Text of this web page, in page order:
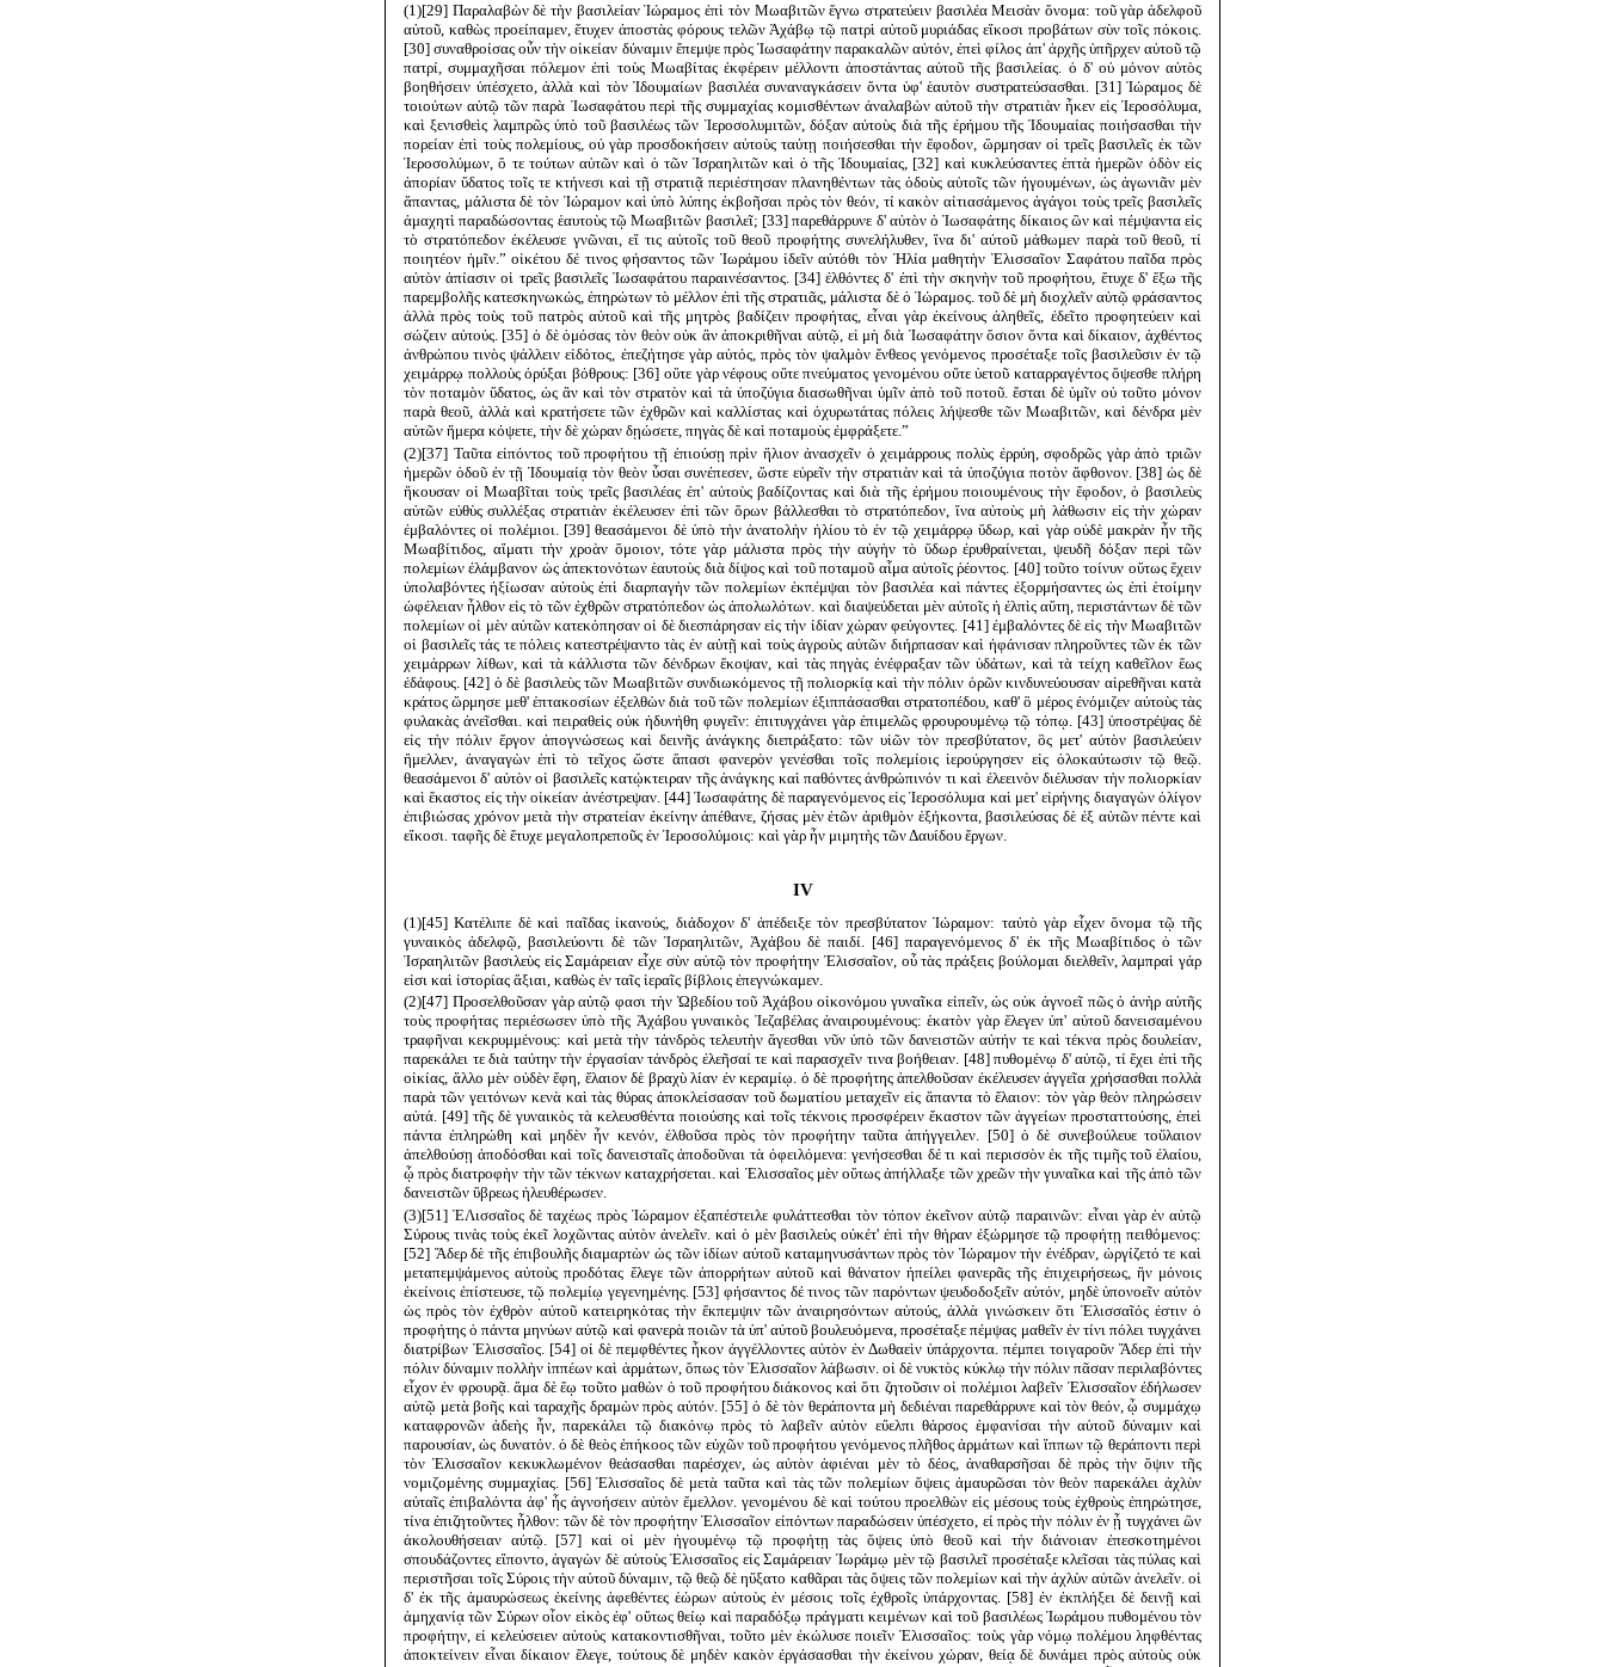
(1)[29] Παραλαβὼν δὲ τὴν βασιλείαν Ἰώραμος ἐπὶ τὸν Μωαβιτῶν ἔγνω στρατεύειν βασιλέα Μεισὰν ὄνομα: τοῦ γὰρ ἀδελφοῦ
αὐτοῦ, καθὼς προείπαμεν, ἔτυχεν ἀποστὰς φόρους τελῶν Ἀχάβῳ τῷ πατρὶ αὐτοῦ μυριάδας εἴκοσι προβάτων σὺν τοῖς πόκοις.
[30] συναθροίσας οὖν τὴν οἰκείαν δύναμιν ἔπεμψε πρὸς Ἰωσαφάτην παρακαλῶν αὐτόν, ἐπεὶ φίλος ἀπ' ἀρχῆς ὑπῆρχεν αὐτοῦ τῷ
πατρί, συμμαχῆσαι πόλεμον ἐπὶ τοὺς Μωαβίτας ἐκφέρειν μέλλοντι ἀποστάντας αὐτοῦ τῆς βασιλείας. ὁ δ' οὐ μόνον αὐτὸς
βοηθήσειν ὑπέσχετο, ἀλλὰ καὶ τὸν Ἰδουμαίων βασιλέα συναναγκάσειν ὄντα ὑφ' ἑαυτὸν συστρατεύσασθαι. [31] Ἰώραμος δὲ
τοιούτων αὐτῷ τῶν παρὰ Ἰωσαφάτου περὶ τῆς συμμαχίας κομισθέντων ἀναλαβὼν αὑτοῦ τὴν στρατιὰν ἧκεν εἰς Ἱεροσόλυμα,
καὶ ξενισθεὶς λαμπρῶς ὑπὸ τοῦ βασιλέως τῶν Ἱεροσολυμιτῶν, δόξαν αὐτοὺς διὰ τῆς ἐρήμου τῆς Ἰδουμαίας ποιήσασθαι τὴν
πορείαν ἐπὶ τοὺς πολεμίους, οὐ γὰρ προσδοκήσειν αὐτοὺς ταύτῃ ποιήσεσθαι τὴν ἔφοδον, ὥρμησαν οἱ τρεῖς βασιλεῖς ἐκ τῶν
Ἱεροσολύμων, ὅ τε τούτων αὐτῶν καὶ ὁ τῶν Ἰσραηλιτῶν καὶ ὁ τῆς Ἰδουμαίας, [32] καὶ κυκλεύσαντες ἑπτὰ ἡμερῶν ὁδὸν εἰς
ἀπορίαν ὕδατος τοῖς τε κτήνεσι καὶ τῇ στρατιᾷ περιέστησαν πλανηθέντων τὰς ὁδοὺς αὐτοῖς τῶν ἡγουμένων, ὡς ἀγωνιᾶν μὲν
ἅπαντας, μάλιστα δὲ τὸν Ἰώραμον καὶ ὑπὸ λύπης ἐκβοῆσαι πρὸς τὸν θεόν, τί κακὸν αἰτιασάμενος ἀγάγοι τοὺς τρεῖς βασιλεῖς
ἀμαχητὶ παραδώσοντας ἑαυτοὺς τῷ Μωαβιτῶν βασιλεῖ; [33] παρεθάρρυνε δ' αὐτὸν ὁ Ἰωσαφάτης δίκαιος ὢν καὶ πέμψαντα εἰς
τὸ στρατόπεδον ἐκέλευσε γνῶναι, εἴ τις αὐτοῖς τοῦ θεοῦ προφήτης συνελήλυθεν, ἵνα δι' αὐτοῦ μάθωμεν παρὰ τοῦ θεοῦ, τί
ποιητέον ἡμῖν.” οἰκέτου δέ τινος φήσαντος τῶν Ἰωράμου ἰδεῖν αὐτόθι τὸν Ἠλία μαθητὴν Ἐλισσαῖον Σαφάτου παῖδα πρὸς
αὐτὸν ἀπίασιν οἱ τρεῖς βασιλεῖς Ἰωσαφάτου παραινέσαντος. [34] ἐλθόντες δ' ἐπὶ τὴν σκηνὴν τοῦ προφήτου, ἔτυχε δ' ἔξω τῆς
παρεμβολῆς κατεσκηνωκώς, ἐπηρώτων τὸ μέλλον ἐπὶ τῆς στρατιᾶς, μάλιστα δὲ ὁ Ἰώραμος. τοῦ δὲ μὴ διοχλεῖν αὐτῷ φράσαντος
ἀλλὰ πρὸς τοὺς τοῦ πατρὸς αὐτοῦ καὶ τῆς μητρὸς βαδίζειν προφήτας, εἶναι γὰρ ἐκείνους ἀληθεῖς, ἐδεῖτο προφητεύειν καὶ
σώζειν αὐτούς. [35] ὁ δὲ ὀμόσας τὸν θεὸν οὐκ ἂν ἀποκριθῆναι αὐτῷ, εἰ μὴ διὰ Ἰωσαφάτην ὅσιον ὄντα καὶ δίκαιον, ἀχθέντος
ἀνθρώπου τινὸς ψάλλειν εἰδότος, ἐπεζήτησε γὰρ αὐτός, πρὸς τὸν ψαλμὸν ἔνθεος γενόμενος προσέταξε τοῖς βασιλεῦσιν ἐν τῷ
χειμάρρῳ πολλοὺς ὀρύξαι βόθρους: [36] οὔτε γὰρ νέφους οὔτε πνεύματος γενομένου οὔτε ὑετοῦ καταρραγέντος ὄψεσθε πλήρη
τὸν ποταμὸν ὕδατος, ὡς ἂν καὶ τὸν στρατὸν καὶ τὰ ὑποζύγια διασωθῆναι ὑμῖν ἀπὸ τοῦ ποτοῦ. ἔσται δὲ ὑμῖν οὐ τοῦτο μόνον
παρὰ θεοῦ, ἀλλὰ καὶ κρατήσετε τῶν ἐχθρῶν καὶ καλλίστας καὶ ὀχυρωτάτας πόλεις λήψεσθε τῶν Μωαβιτῶν, καὶ δένδρα μὲν
αὐτῶν ἥμερα κόψετε, τὴν δὲ χώραν δῃώσετε, πηγὰς δὲ καὶ ποταμοὺς ἐμφράξετε.”
(2)[37] Ταῦτα εἰπόντος τοῦ προφήτου τῇ ἐπιούσῃ πρὶν ἥλιον ἀνασχεῖν ὁ χειμάρρους πολὺς ἐρρύη, σφοδρῶς γὰρ ἀπὸ τριῶν
ἡμερῶν ὁδοῦ ἐν τῇ Ἰδουμαίᾳ τὸν θεὸν ὗσαι συνέπεσεν, ὥστε εὑρεῖν τὴν στρατιὰν καὶ τὰ ὑποζύγια ποτὸν ἄφθονον. [38] ὡς δὲ
ἤκουσαν οἱ Μωαβῖται τοὺς τρεῖς βασιλέας ἐπ' αὐτοὺς βαδίζοντας καὶ διὰ τῆς ἐρήμου ποιουμένους τὴν ἔφοδον, ὁ βασιλεὺς
αὐτῶν εὐθὺς συλλέξας στρατιὰν ἐκέλευσεν ἐπὶ τῶν ὅρων βάλλεσθαι τὸ στρατόπεδον, ἵνα αὐτοὺς μὴ λάθωσιν εἰς τὴν χώραν
ἐμβαλόντες οἱ πολέμιοι. [39] θεασάμενοι δὲ ὑπὸ τὴν ἀνατολὴν ἡλίου τὸ ἐν τῷ χειμάρρῳ ὕδωρ, καὶ γὰρ οὐδὲ μακρὰν ἦν τῆς
Μωαβίτιδος, αἵματι τὴν χροὰν ὅμοιον, τότε γὰρ μάλιστα πρὸς τὴν αὐγὴν τὸ ὕδωρ ἐρυθραίνεται, ψευδῆ δόξαν περὶ τῶν
πολεμίων ἐλάμβανον ὡς ἀπεκτονότων ἑαυτοὺς διὰ δίψος καὶ τοῦ ποταμοῦ αἷμα αὐτοῖς ῥέοντος. [40] τοῦτο τοίνυν οὕτως ἔχειν
ὑπολαβόντες ἠξίωσαν αὐτοὺς ἐπὶ διαρπαγὴν τῶν πολεμίων ἐκπέμψαι τὸν βασιλέα καὶ πάντες ἐξορμήσαντες ὡς ἐπὶ ἑτοίμην
ὠφέλειαν ἦλθον εἰς τὸ τῶν ἐχθρῶν στρατόπεδον ὡς ἀπολωλότων. καὶ διαψεύδεται μὲν αὐτοῖς ἡ ἐλπὶς αὕτη, περιστάντων δὲ τῶν
πολεμίων οἱ μὲν αὐτῶν κατεκόπησαν οἱ δὲ διεσπάρησαν εἰς τὴν ἰδίαν χώραν φεύγοντες. [41] ἐμβαλόντες δὲ εἰς τὴν Μωαβιτῶν
οἱ βασιλεῖς τάς τε πόλεις κατεστρέψαντο τὰς ἐν αὐτῇ καὶ τοὺς ἀγροὺς αὐτῶν διήρπασαν καὶ ἠφάνισαν πληροῦντες τῶν ἐκ τῶν
χειμάρρων λίθων, καὶ τὰ κάλλιστα τῶν δένδρων ἔκοψαν, καὶ τὰς πηγὰς ἐνέφραξαν τῶν ὑδάτων, καὶ τὰ τείχη καθεῖλον ἕως
ἐδάφους. [42] ὁ δὲ βασιλεὺς τῶν Μωαβιτῶν συνδιωκόμενος τῇ πολιορκίᾳ καὶ τὴν πόλιν ὁρῶν κινδυνεύουσαν αἱρεθῆναι κατὰ
κράτος ὥρμησε μεθ' ἑπτακοσίων ἐξελθὼν διὰ τοῦ τῶν πολεμίων ἐξιππάσασθαι στρατοπέδου, καθ' ὃ μέρος ἐνόμιζεν αὐτοὺς τὰς
φυλακὰς ἀνεῖσθαι. καὶ πειραθεὶς οὐκ ἠδυνήθη φυγεῖν: ἐπιτυγχάνει γὰρ ἐπιμελῶς φρουρουμένῳ τῷ τόπῳ. [43] ὑποστρέψας δὲ
εἰς τὴν πόλιν ἔργον ἀπογνώσεως καὶ δεινῆς ἀνάγκης διεπράξατο: τῶν υἱῶν τὸν πρεσβύτατον, ὃς μετ' αὐτὸν βασιλεύειν
ἤμελλεν, ἀναγαγὼν ἐπὶ τὸ τεῖχος ὥστε ἅπασι φανερὸν γενέσθαι τοῖς πολεμίοις ἱερούργησεν εἰς ὁλοκαύτωσιν τῷ θεῷ.
θεασάμενοι δ' αὐτὸν οἱ βασιλεῖς κατῴκτειραν τῆς ἀνάγκης καὶ παθόντες ἀνθρώπινόν τι καὶ ἐλεεινὸν διέλυσαν τὴν πολιορκίαν
καὶ ἕκαστος εἰς τὴν οἰκείαν ἀνέστρεψαν. [44] Ἰωσαφάτης δὲ παραγενόμενος εἰς Ἱεροσόλυμα καὶ μετ' εἰρήνης διαγαγὼν ὀλίγον
ἐπιβιώσας χρόνον μετὰ τὴν στρατείαν ἐκείνην ἀπέθανε, ζήσας μὲν ἐτῶν ἀριθμὸν ἑξήκοντα, βασιλεύσας δὲ ἐξ αὐτῶν πέντε καὶ
εἴκοσι. ταφῆς δὲ ἔτυχε μεγαλοπρεποῦς ἐν Ἱεροσολύμοις: καὶ γὰρ ἦν μιμητὴς τῶν Δαυίδου ἔργων.
IV
(1)[45] Κατέλιπε δὲ καὶ παῖδας ἱκανούς, διάδοχον δ' ἀπέδειξε τὸν πρεσβύτατον Ἰώραμον: ταὐτὸ γὰρ εἶχεν ὄνομα τῷ τῆς
γυναικὸς ἀδελφῷ, βασιλεύοντι δὲ τῶν Ἰσραηλιτῶν, Ἀχάβου δὲ παιδί. [46] παραγενόμενος δ' ἐκ τῆς Μωαβίτιδος ὁ τῶν
Ἰσραηλιτῶν βασιλεὺς εἰς Σαμάρειαν εἶχε σὺν αὑτῷ τὸν προφήτην Ἐλισσαῖον, οὗ τὰς πράξεις βούλομαι διελθεῖν, λαμπραὶ γάρ
εἰσι καὶ ἱστορίας ἄξιαι, καθὼς ἐν ταῖς ἱεραῖς βίβλοις ἐπεγνώκαμεν.
(2)[47] Προσελθοῦσαν γὰρ αὐτῷ φασι τὴν Ὠβεδίου τοῦ Ἀχάβου οἰκονόμου γυναῖκα εἰπεῖν, ὡς οὐκ ἀγνοεῖ πῶς ὁ ἀνὴρ αὐτῆς
τοὺς προφήτας περιέσωσεν ὑπὸ τῆς Ἀχάβου γυναικὸς Ἰεζαβέλας ἀναιρουμένους: ἑκατὸν γὰρ ἔλεγεν ὑπ' αὐτοῦ δανεισαμένου
τραφῆναι κεκρυμμένους: καὶ μετὰ τὴν τἀνδρὸς τελευτὴν ἄγεσθαι νῦν ὑπὸ τῶν δανειστῶν αὐτήν τε καὶ τέκνα πρὸς δουλείαν,
παρεκάλει τε διὰ ταύτην τὴν ἐργασίαν τἀνδρὸς ἐλεῆσαί τε καὶ παρασχεῖν τινα βοήθειαν. [48] πυθομένῳ δ' αὐτῷ, τί ἔχει ἐπὶ τῆς
οἰκίας, ἄλλο μὲν οὐδὲν ἔφη, ἔλαιον δὲ βραχὺ λίαν ἐν κεραμίῳ. ὁ δὲ προφήτης ἀπελθοῦσαν ἐκέλευσεν ἀγγεῖα χρήσασθαι πολλὰ
παρὰ τῶν γειτόνων κενὰ καὶ τὰς θύρας ἀποκλείσασαν τοῦ δωματίου μεταχεῖν εἰς ἅπαντα τὸ ἔλαιον: τὸν γὰρ θεὸν πληρώσειν
αὐτά. [49] τῆς δὲ γυναικὸς τὰ κελευσθέντα ποιούσης καὶ τοῖς τέκνοις προσφέρειν ἕκαστον τῶν ἀγγείων προσταττούσης, ἐπεὶ
πάντα ἐπληρώθη καὶ μηδὲν ἦν κενόν, ἐλθοῦσα πρὸς τὸν προφήτην ταῦτα ἀπήγγειλεν. [50] ὁ δὲ συνεβούλευε τοὔλαιον
ἀπελθούσῃ ἀποδόσθαι καὶ τοῖς δανεισταῖς ἀποδοῦναι τὰ ὀφειλόμενα: γενήσεσθαι δέ τι καὶ περισσὸν ἐκ τῆς τιμῆς τοῦ ἐλαίου,
ᾧ πρὸς διατροφὴν τὴν τῶν τέκνων καταχρήσεται. καὶ Ἐλισσαῖος μὲν οὕτως ἀπήλλαξε τῶν χρεῶν τὴν γυναῖκα καὶ τῆς ἀπὸ τῶν
δανειστῶν ὕβρεως ἠλευθέρωσεν.
(3)[51] ἘΛισσαῖος δὲ ταχέως πρὸς Ἰώραμον ἐξαπέστειλε φυλάττεσθαι τὸν τόπον ἐκεῖνον αὐτῷ παραινῶν: εἶναι γὰρ ἐν αὐτῷ
Σύρους τινὰς τοὺς ἐκεῖ λοχῶντας αὐτὸν ἀνελεῖν. καὶ ὁ μὲν βασιλεὺς οὐκέτ' ἐπὶ τὴν θήραν ἐξώρμησε τῷ προφήτῃ πειθόμενος:
[52] Ἄδερ δὲ τῆς ἐπιβουλῆς διαμαρτὼν ὡς τῶν ἰδίων αὐτοῦ καταμηνυσάντων πρὸς τὸν Ἰώραμον τὴν ἐνέδραν, ὠργίζετό τε καὶ
μεταπεμψάμενος αὐτοὺς προδότας ἔλεγε τῶν ἀπορρήτων αὐτοῦ καὶ θάνατον ἠπείλει φανερᾶς τῆς ἐπιχειρήσεως, ἣν μόνοις
ἐκείνοις ἐπίστευσε, τῷ πολεμίῳ γεγενημένης. [53] φήσαντος δέ τινος τῶν παρόντων ψευδοδοξεῖν αὐτόν, μηδὲ ὑπονοεῖν αὐτὸν
ὡς πρὸς τὸν ἐχθρὸν αὐτοῦ κατειρηκότας τὴν ἔκπεμψιν τῶν ἀναιρησόντων αὐτούς, ἀλλὰ γινώσκειν ὅτι Ἐλισσαῖός ἐστιν ὁ
προφήτης ὁ πάντα μηνύων αὐτῷ καὶ φανερὰ ποιῶν τὰ ὑπ' αὐτοῦ βουλευόμενα, προσέταξε πέμψας μαθεῖν ἐν τίνι πόλει τυγχάνει
διατρίβων Ἐλισσαῖος. [54] οἱ δὲ πεμφθέντες ἧκον ἀγγέλλοντες αὐτὸν ἐν Δωθαεὶν ὑπάρχοντα. πέμπει τοιγαροῦν Ἄδερ ἐπὶ τὴν
πόλιν δύναμιν πολλὴν ἱππέων καὶ ἁρμάτων, ὅπως τὸν Ἐλισσαῖον λάβωσιν. οἱ δὲ νυκτὸς κύκλῳ τὴν πόλιν πᾶσαν περιλαβόντες
εἶχον ἐν φρουρᾷ. ἅμα δὲ ἕῳ τοῦτο μαθὼν ὁ τοῦ προφήτου διάκονος καὶ ὅτι ζητοῦσιν οἱ πολέμιοι λαβεῖν Ἐλισσαῖον ἐδήλωσεν
αὐτῷ μετὰ βοῆς καὶ ταραχῆς δραμὼν πρὸς αὐτόν. [55] ὁ δὲ τὸν θεράποντα μὴ δεδιέναι παρεθάρρυνε καὶ τὸν θεόν, ᾧ συμμάχῳ
καταφρονῶν ἀδεὴς ἦν, παρεκάλει τῷ διακόνῳ πρὸς τὸ λαβεῖν αὐτὸν εὔελπι θάρσος ἐμφανίσαι τὴν αὑτοῦ δύναμιν καὶ
παρουσίαν, ὡς δυνατόν. ὁ δὲ θεὸς ἐπήκοος τῶν εὐχῶν τοῦ προφήτου γενόμενος πλῆθος ἁρμάτων καὶ ἵππων τῷ θεράποντι περὶ
τὸν Ἐλισσαῖον κεκυκλωμένον θεάσασθαι παρέσχεν, ὡς αὐτὸν ἀφιέναι μὲν τὸ δέος, ἀναθαρσῆσαι δὲ πρὸς τὴν ὄψιν τῆς
νομιζομένης συμμαχίας. [56] Ἐλισσαῖος δὲ μετὰ ταῦτα καὶ τὰς τῶν πολεμίων ὄψεις ἀμαυρῶσαι τὸν θεὸν παρεκάλει ἀχλὺν
αὐταῖς ἐπιβαλόντα ἀφ' ἧς ἀγνοήσειν αὐτὸν ἔμελλον. γενομένου δὲ καὶ τούτου προελθὼν εἰς μέσους τοὺς ἐχθροὺς ἐπηρώτησε,
τίνα ἐπιζητοῦντες ἦλθον: τῶν δὲ τὸν προφήτην Ἐλισσαῖον εἰπόντων παραδώσειν ὑπέσχετο, εἰ πρὸς τὴν πόλιν ἐν ᾗ τυγχάνει ὢν
ἀκολουθήσειαν αὐτῷ. [57] καὶ οἱ μὲν ἡγουμένῳ τῷ προφήτῃ τὰς ὄψεις ὑπὸ θεοῦ καὶ τὴν διάνοιαν ἐπεσκοτημένοι
σπουδάζοντες εἵποντο, ἀγαγὼν δὲ αὐτοὺς Ἐλισσαῖος εἰς Σαμάρειαν Ἰωράμῳ μὲν τῷ βασιλεῖ προσέταξε κλεῖσαι τὰς πύλας καὶ
περιστῆσαι τοῖς Σύροις τὴν αὑτοῦ δύναμιν, τῷ θεῷ δὲ ηὔξατο καθᾶραι τὰς ὄψεις τῶν πολεμίων καὶ τὴν ἀχλὺν αὐτῶν ἀνελεῖν. οἱ
δ' ἐκ τῆς ἀμαυρώσεως ἐκείνης ἀφεθέντες ἑώρων αὑτοὺς ἐν μέσοις τοῖς ἐχθροῖς ὑπάρχοντας. [58] ἐν ἐκπλήξει δὲ δεινῇ καὶ
ἀμηχανίᾳ τῶν Σύρων οἷον εἰκὸς ἐφ' οὕτως θείῳ καὶ παραδόξῳ πράγματι κειμένων καὶ τοῦ βασιλέως Ἰωράμου πυθομένου τὸν
προφήτην, εἰ κελεύσειεν αὐτοὺς κατακοντισθῆναι, τοῦτο μὲν ἐκώλυσε ποιεῖν Ἐλισσαῖος: τοὺς γὰρ νόμῳ πολέμου ληφθέντας
ἀποκτείνειν εἶναι δίκαιον ἔλεγε, τούτους δὲ μηδὲν κακὸν ἐργάσασθαι τὴν ἐκείνου χώραν, θείᾳ δὲ δυνάμει πρὸς αὐτοὺς οὐκ